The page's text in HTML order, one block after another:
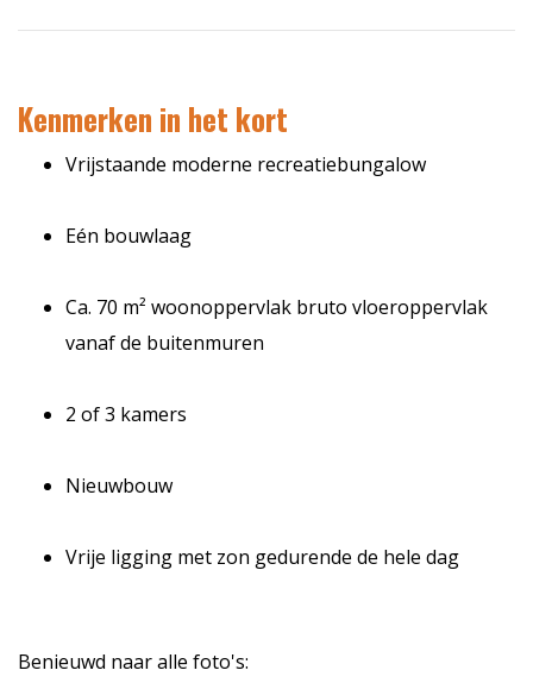
Kenmerken in het kort
Vrijstaande moderne recreatiebungalow
Eén bouwlaag
Ca. 70 m² woonoppervlak bruto vloeroppervlak
vanaf de buitenmuren
2 of 3 kamers
Nieuwbouw
Vrije ligging met zon gedurende de hele dag
Benieuwd naar alle foto's: